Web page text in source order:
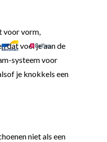
voor vorm,
dat voel je aan de
systeem voor
je knokkels een
niet als een